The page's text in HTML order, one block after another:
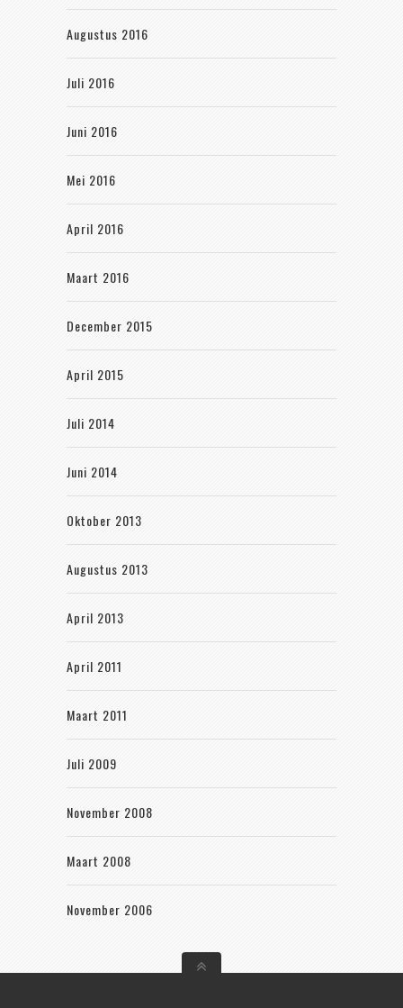
Augustus 2016
Juli 2016
Juni 2016
Mei 2016
April 2016
Maart 2016
December 2015
April 2015
Juli 2014
Juni 2014
Oktober 2013
Augustus 2013
April 2013
April 2011
Maart 2011
Juli 2009
November 2008
Maart 2008
November 2006